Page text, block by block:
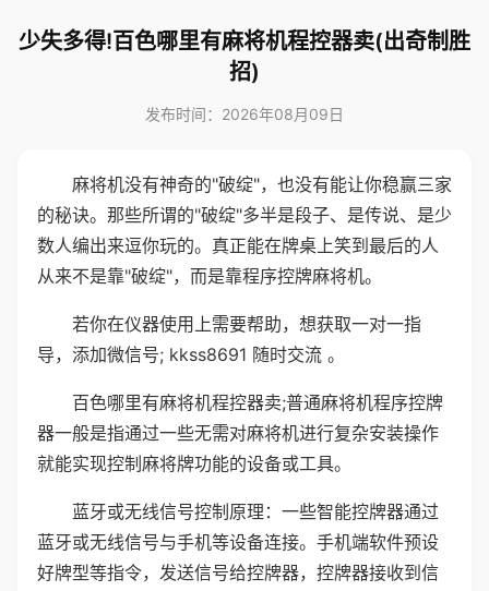
少失多得!百色哪里有麻将机程控器卖(出奇制胜
招)
发布时间：2026年08月09日
麻将机没有神奇的"破绽"，也没有能让你稳赢三家
的秘诀。那些所谓的"破绽"多半是段子、是传说、是少
数人编出来逗你玩的。真正能在牌桌上笑到最后的人
从来不是靠"破绽"，而是靠程序控牌麻将机。
若你在仪器使用上需要帮助，想获取一对一指
导，添加微信号; kkss8691 随时交流 。
百色哪里有麻将机程控器卖;普通麻将机程序控牌
器一般是指通过一些无需对麻将机进行复杂安装操作
就能实现控制麻将牌功能的设备或工具。
蓝牙或无线信号控制原理：一些智能控牌器通过
蓝牙或无线信号与手机等设备连接。手机端软件预设
好牌型等指令，发送信号给控牌器，控牌器接收到信